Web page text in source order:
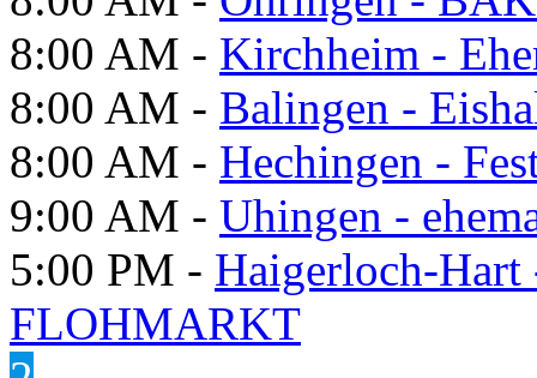
8:00 AM - Kirchheim -
8:00 AM - Balingen -
8:00 AM - Hechingen -
9:00 AM - Uhingen -
5:00 PM - Haigerloch-
FLOHMARKT